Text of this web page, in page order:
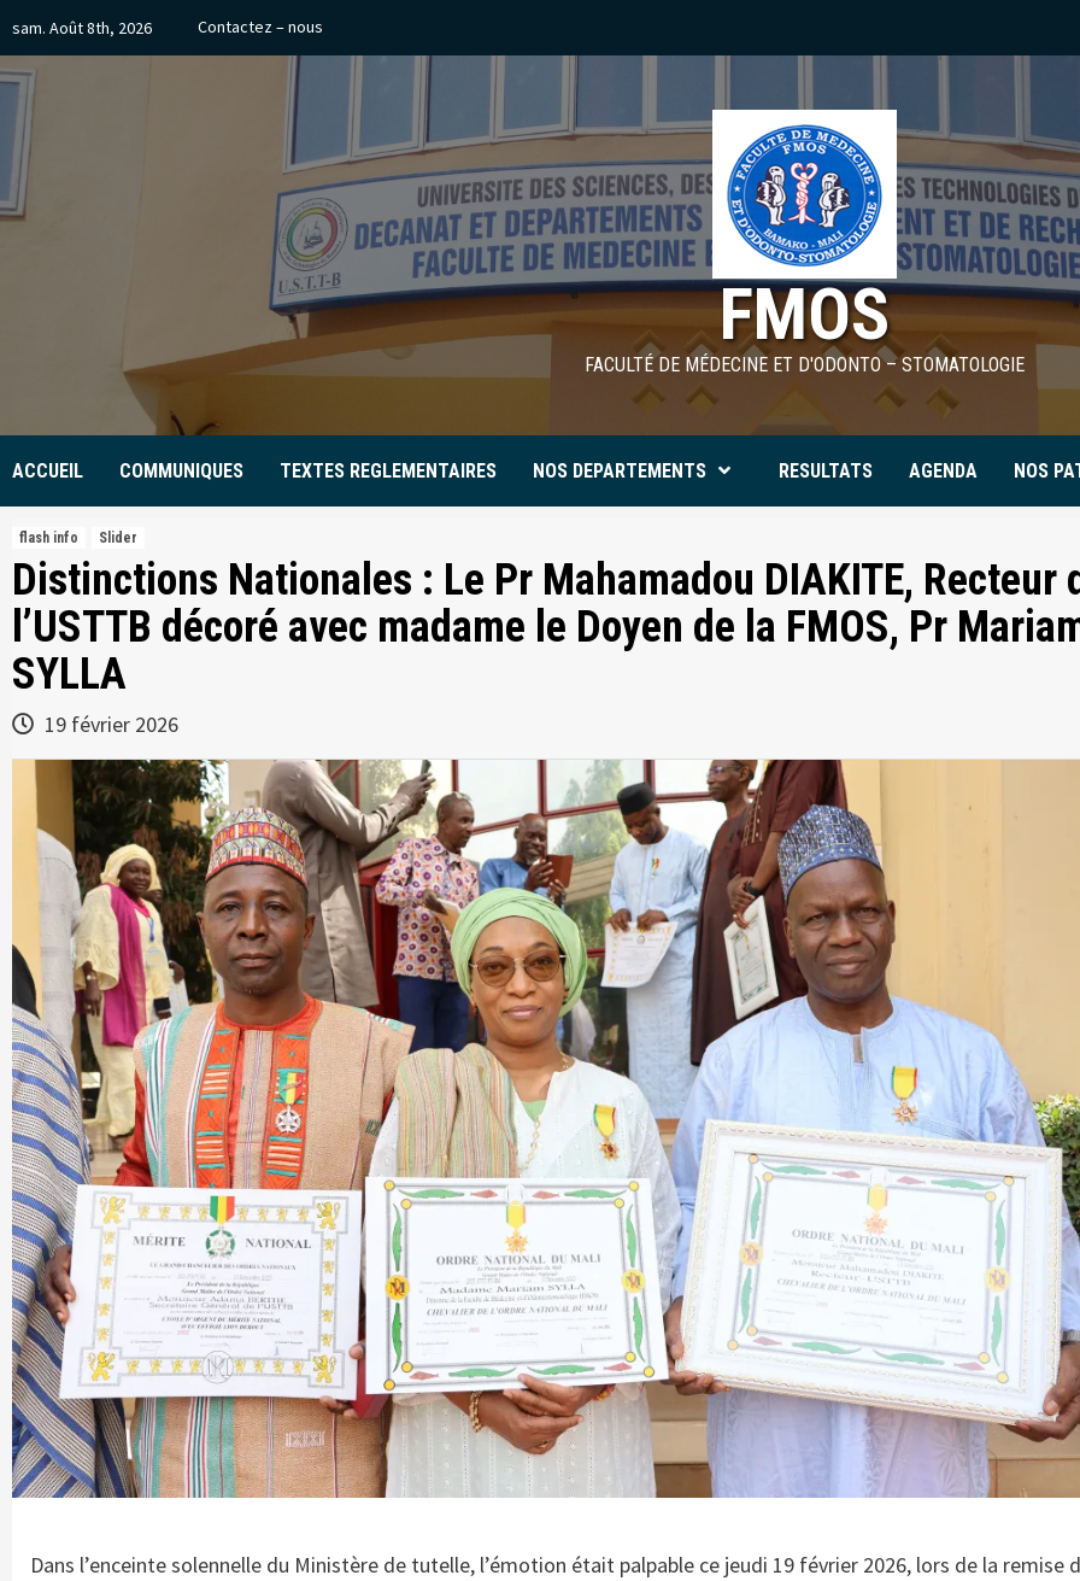
content
sam. Août 8th, 2026 Contactez – nous
FMOS
FACULTÉ DE MÉDECINE ET D'ODONTO – STOMATOLOGIE
ACCUEIL COMMUNIQUES TEXTES REGLEMENTAIRES NOS DEPARTEMENTS RESULTATS AGENDA NOS
flash info Slider
Distinctions Nationales : Le Pr Mahamadou DIAKITE, Recteur
l’USTTB décoré avec madame le Doyen de la FMOS, Pr
SYLLA
19 février 2026
Dans l’enceinte solennelle du Ministère de tutelle, l’émotion était palpable ce jeudi 19 février 2026, lors de la remise